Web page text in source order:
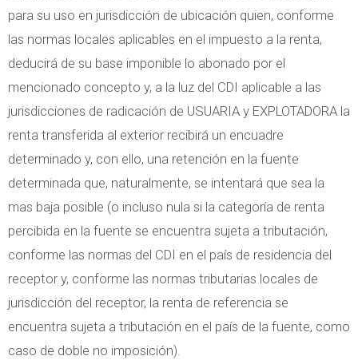
para su uso en jurisdicción de ubicación quien, conforme
las normas locales aplicables en el impuesto a la renta,
deducirá de su base imponible lo abonado por el
mencionado concepto y, a la luz del CDI aplicable a las
jurisdicciones de radicación de USUARIA y EXPLOTADORA la
renta transferida al exterior recibirá un encuadre
determinado y, con ello, una retención en la fuente
determinada que, naturalmente, se intentará que sea la
mas baja posible (o incluso nula si la categoría de renta
percibida en la fuente se encuentra sujeta a tributación,
conforme las normas del CDI en el país de residencia del
receptor y, conforme las normas tributarias locales de
jurisdicción del receptor, la renta de referencia se
encuentra sujeta a tributación en el país de la fuente, como
caso de doble no imposición).